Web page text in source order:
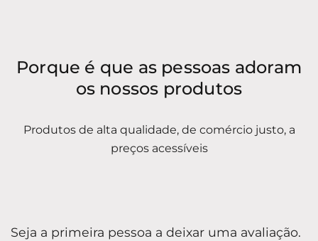
Porque é que as pessoas adoram
os nossos produtos
Produtos de alta qualidade, de comércio justo, a
preços acessíveis
Seja a primeira pessoa a deixar uma avaliação.